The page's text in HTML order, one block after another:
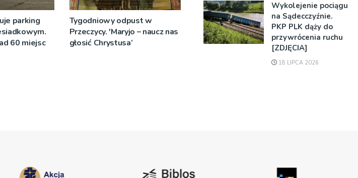
parking
60 miejsc
Tygodniowy odpust w
Przeczycy. 'Maryjo – naucz nas
głosić Chrystusa’
Wykolejenie pociągu
na Sądecczyźnie.
PKP PLK dąży do
przywrócenia ruchu
[ZDJĘCIA]
18 LIPCA 2026